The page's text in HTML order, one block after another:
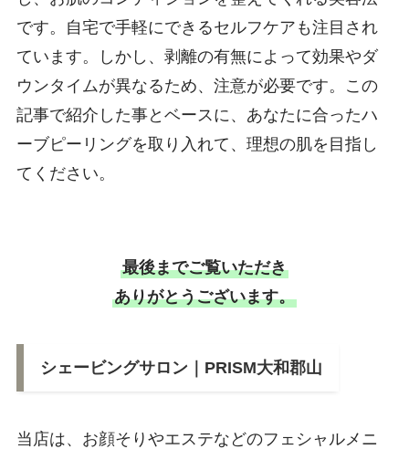
です。自宅で手軽にできるセルフケアも注目され
ています。しかし、剥離の有無によって効果やダ
ウンタイムが異なるため、注意が必要です。この
記事で紹介した事とベースに、あなたに合ったハ
ーブピーリングを取り入れて、理想の肌を目指し
てください。
最後までご覧いただき
ありがとうございます。
シェービングサロン｜PRISM大和郡山
当店は、お顔そりやエステなどのフェシャルメニ